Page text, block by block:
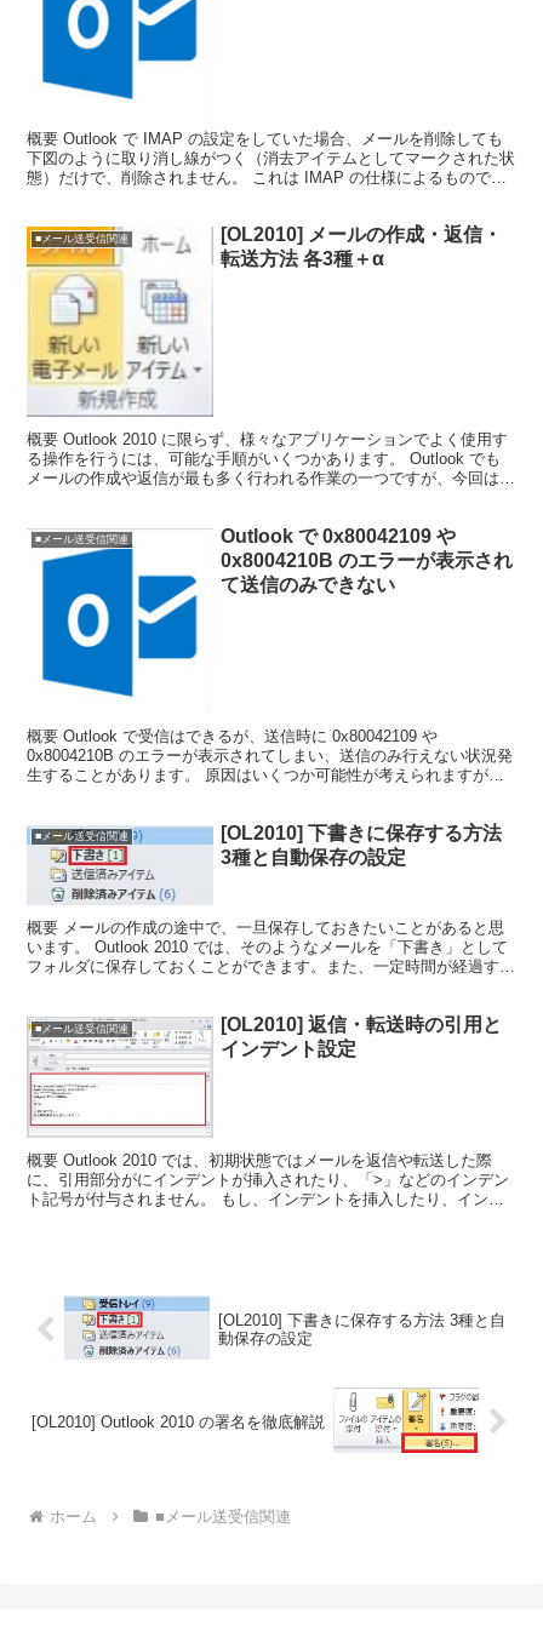
概要 Outlook で IMAP の設定をしていた場合、メールを削除しても
下図のように取り消し線がつく（消去アイテムとしてマークされた状
態）だけで、削除されません。 これは IMAP の仕様によるもので
■メール送受信関連
[OL2010] メールの作成・返信・
転送方法 各3種＋α
概要 Outlook 2010 に限らず、様々なアプリケーションでよく使用す
る操作を行うには、可能な手順がいくつかあります。 Outlook でも
メールの作成や返信が最も多く行われる作業の一つですが、今回は
■メール送受信関連
Outlook で 0x80042109 や
0x8004210B のエラーが表示され
て送信のみできない
概要 Outlook で受信はできるが、送信時に 0x80042109 や
0x8004210B のエラーが表示されてしまい、送信のみ行えない状況発
生することがあります。 原因はいくつか可能性が考えられますが、
■メール送受信関連
[OL2010] 下書きに保存する方法
3種と自動保存の設定
概要 メールの作成の途中で、一旦保存しておきたいことがあると思
います。 Outlook 2010 では、そのようなメールを「下書き」として
フォルダに保存しておくことができます。また、一定時間が経過する
■メール送受信関連
[OL2010] 返信・転送時の引用と
インデント設定
概要 Outlook 2010 では、初期状態ではメールを返信や転送した際
に、引用部分がにインデントが挿入されたり、「>」などのインデン
ト記号が付与されません。 もし、インデントを挿入したり、インデ
[OL2010] 下書きに保存する方法 3種と自
動保存の設定
[OL2010] Outlook 2010 の署名を徹底解説
ホーム ■メール送受信関連